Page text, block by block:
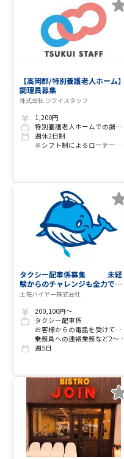
【高岡郡/特別養護老人ホーム】
調理員募集
株式会社 ツクイスタッフ
1,200円
特別養護老人ホームでの調理業務
週休2日制
※シフト制によるローテーション勤務
タクシー配車係募集 未経
験からのチャレンジも全力で応
援します
土佐ハイヤー株式会社
200,100円～
タクシー配車係
お客様からの電話を受けて、乗務員にパソコンで配車の指示を行うお仕事です。
乗務員への連絡業務など2～3名体制で勤務します。
週5日